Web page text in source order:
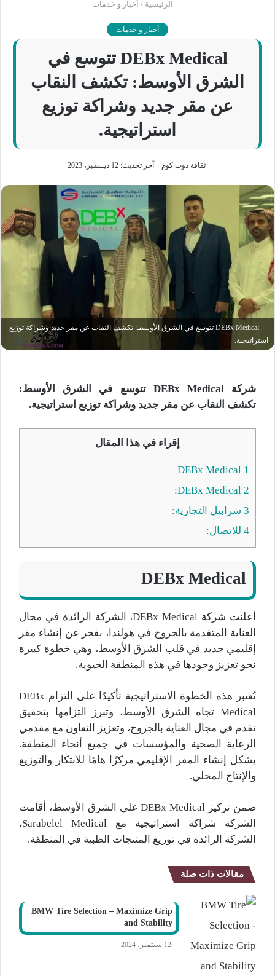
الرئيسية / أخبار و خدمات
أخبار و خدمات
DEBx Medical تتوسع في
الشرق الأوسط: تكشف النقاب
عن مقر جديد وشراكة توزيع
استراتيجية.
ثقافة دوت كوم آخر تحديث: 12 ديسمبر، 2023
DEBx Medical تتوسع في الشرق الأوسط: تكشف النقاب عن مقر جديد وشراكة توزيع
استراتيجية.
شركة DEBx Medical تتوسع في الشرق الأوسط:
تكشف النقاب عن مقر جديد وشراكة توزيع استراتيجية.
إقراء في هذا المقال
1
2
3 سرابيل التجارية:
4 للاتصال:
DEBx Medical
أعلنت شركة DEBx Medical، الشركة الرائدة في مجال
العناية المتقدمة بالجروح في هولندا، بفخر عن إنشاء مقر
إقليمي جديد في قلب الشرق الأوسط، وهي خطوة كبيرة
نحو تعزيز وجودها في هذه المنطقة الحيوية.
تُعتبر هذه الخطوة الاستراتيجية تأكيدًا على التزام DEBx
Medical تجاه الشرق الأوسط، وتبرز التزامها بتحقيق
تقدم في مجال العناية بالجروح، وتعزيز التعاون مع مقدمي
الرعاية الصحية والمؤسسات في جميع أنحاء المنطقة.
يشكل إنشاء المقر الإقليمي مركزًا هامًا للابتكار والتوزيع
والإنتاج المحلي.
ضمن تركيز DEBx Medical على الشرق الأوسط، أقامت
الشركة شراكة استراتيجية مع Sarabelel Medical،
الشركة الرائدة في توزيع المنتجات الطبية في المنطقة.
مقالات ذات صلة
BMW Tire Selection – Maximize Grip
and Stability
12 سبتمبر، 2024